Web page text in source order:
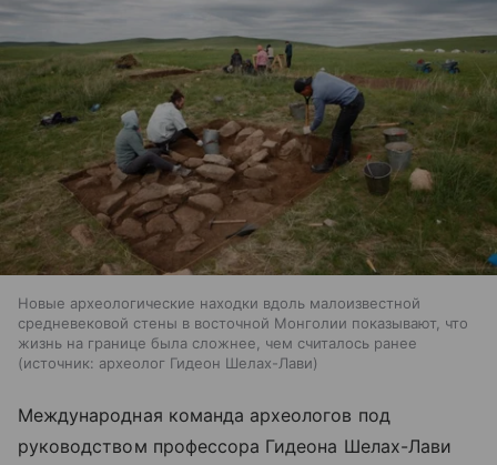
Новые археологические находки вдоль малоизвестной
средневековой стены в восточной Монголии показывают, что
жизнь на границе была сложнее, чем считалось ранее
источник: археолог Гидеон Шелах-Лави
Международная команда археологов под
руководством профессора Гидеона Шелах-Лави